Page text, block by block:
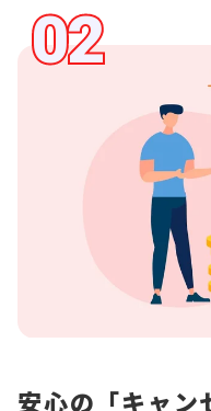
02
02
安心の「キャン